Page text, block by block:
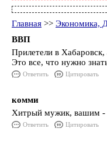
Главная >> Экономика,
ВВП
Прилетели в
Это все, что нужно
Ответить Цитировать
комми
Хитрый мужик, вашим -
Ответить Цитировать